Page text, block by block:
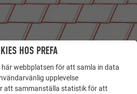
HOS PREFA
webbplatsen för att samla in data
upplevelse
att sammanställa statistik för att